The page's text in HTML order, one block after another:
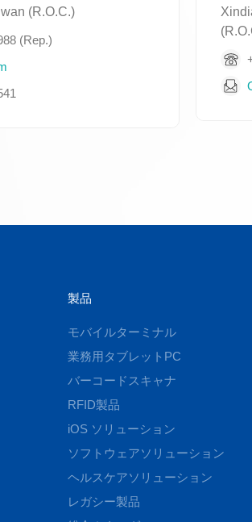
(R.O.C.)
(Rep.)
製品
モバイルターミナル
業務用タブレットPC
バーコードスキャナ
RFID製品
iOS ソリューション
ソフトウェアソリューション
ヘルスケアソリューション
レガシー製品